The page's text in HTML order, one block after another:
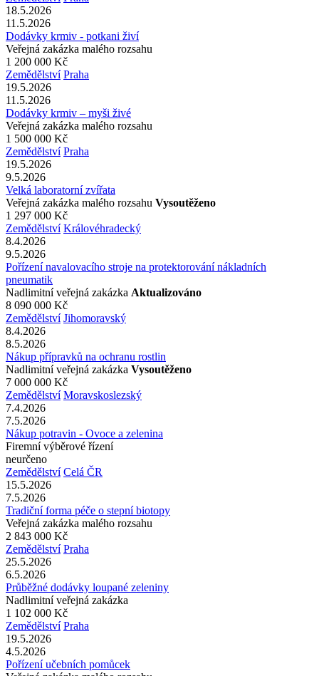
18.5.2026
11.5.2026
Dodávky krmiv - potkani živí
Veřejná zakázka malého rozsahu
1 200 000 Kč
Zemědělství Praha
19.5.2026
11.5.2026
Dodávky krmiv – myši živé
Veřejná zakázka malého rozsahu
1 500 000 Kč
Zemědělství Praha
19.5.2026
9.5.2026
Velká laboratorní zvířata
Veřejná zakázka malého rozsahu Vysoutěženo
1 297 000 Kč
Zemědělství Královéhradecký
8.4.2026
9.5.2026
Pořízení navalovacího stroje na protektorování nákladních
pneumatik
Nadlimitní veřejná zakázka Aktualizováno
8 090 000 Kč
Zemědělství Jihomoravský
8.4.2026
8.5.2026
Nákup přípravků na ochranu rostlin
Nadlimitní veřejná zakázka Vysoutěženo
7 000 000 Kč
Zemědělství Moravskoslezský
7.4.2026
7.5.2026
Nákup potravin - Ovoce a zelenina
Firemní výběrové řízení
neurčeno
Zemědělství Celá ČR
15.5.2026
7.5.2026
Tradiční forma péče o stepní biotopy
Veřejná zakázka malého rozsahu
2 843 000 Kč
Zemědělství Praha
25.5.2026
6.5.2026
Průběžné dodávky loupané zeleniny
Nadlimitní veřejná zakázka
1 102 000 Kč
Zemědělství Praha
19.5.2026
4.5.2026
Pořízení učebních pomůcek